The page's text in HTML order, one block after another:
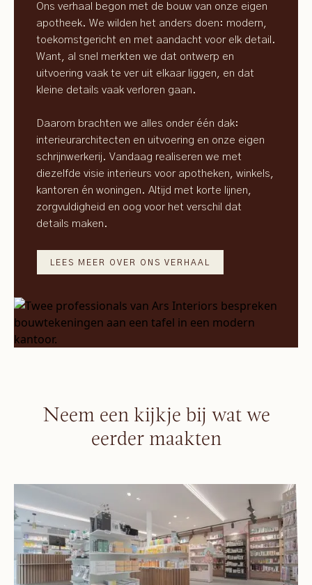
Ons verhaal begon met de bouw van onze eigen
apotheek. We wilden het anders doen: modern,
toekomstgericht en met aandacht voor elk detail.
Want, al snel merkten we dat ontwerp en
uitvoering vaak te ver uit elkaar liggen, en dat
kleine details vaak verloren gaan.
Daarom brachten we alles onder één dak:
interieurarchitecten en uitvoering en onze eigen
schrijnwerkerij. Vandaag realiseren we met
diezelfde visie interieurs voor apotheken, winkels,
kantoren én woningen. Altijd met korte lijnen,
zorgvuldigheid en oog voor het verschil dat
details maken.
LEES MEER OVER ONS VERHAAL
Neem een kijkje bij wat we
eerder maakten